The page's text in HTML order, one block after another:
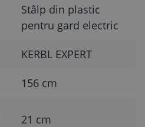
Stâlp din plastic
pentru gard electric
KERBL EXPERT
156 cm
21 cm